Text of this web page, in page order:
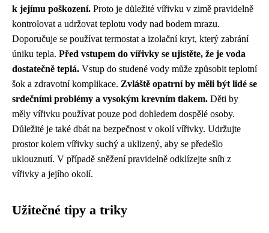
k jejímu poškození. Proto je důležité vířivku v zimě pravidelně
kontrolovat a udržovat teplotu vody nad bodem mrazu.
Doporučuje se používat termostat a izolační kryt, který zabrání
úniku tepla. Před vstupem do vířivky se ujistěte, že je voda
dostatečně teplá. Vstup do studené vody může způsobit teplotní
šok a zdravotní komplikace. Zvláště opatrní by měli být lidé se
srdečními problémy a vysokým krevním tlakem. Děti by
měly vířivku používat pouze pod dohledem dospělé osoby.
Důležité je také dbát na bezpečnost v okolí vířivky. Udržujte
prostor kolem vířivky suchý a uklizený, aby se předešlo
uklouznutí. V případě sněžení pravidelně odklízejte sníh z
vířivky a jejího okolí.
Užitečné tipy a triky